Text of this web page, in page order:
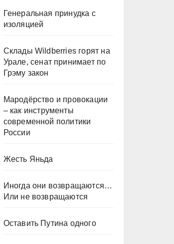
Генеральная принудка с
изоляцией
Склады Wildberries горят на
Урале, сенат принимает по
Грэму закон
Мародёрство и провокации
– как инструменты
современной политики
России
Жесть Яньда
Иногда они возвращаются…
Или не возвращаются
Оставить Путина одного